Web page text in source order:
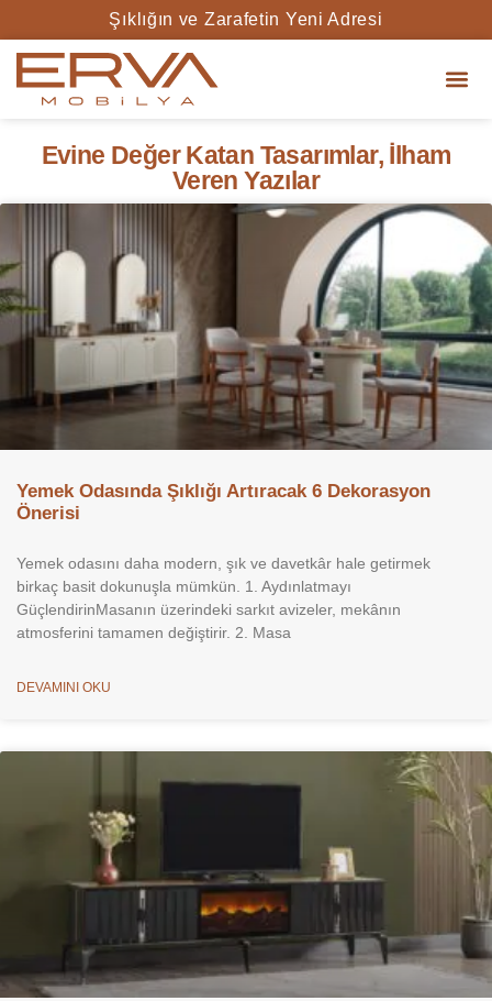
Şıklığın ve Zarafetin Yeni Adresi
Evine Değer Katan Tasarımlar, İlham
Veren Yazılar
Yemek Odasında Şıklığı Artıracak 6 Dekorasyon
Önerisi
Yemek odasını daha modern, şık ve davetkâr hale getirmek
birkaç basit dokunuşla mümkün. 1. Aydınlatmayı
GüçlendirinMasanın üzerindeki sarkıt avizeler, mekânın
atmosferini tamamen değiştirir. 2. Masa
DEVAMINI OKU